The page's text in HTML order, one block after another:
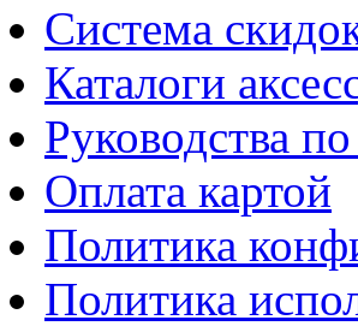
Система
Каталоги
Руководства
Оплата картой
Политика
Политика